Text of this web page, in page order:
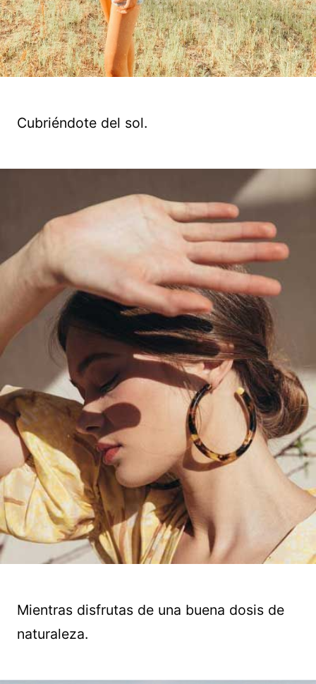
Cubriéndote del sol.
Mientras disfrutas de una buena dosis de
naturaleza.